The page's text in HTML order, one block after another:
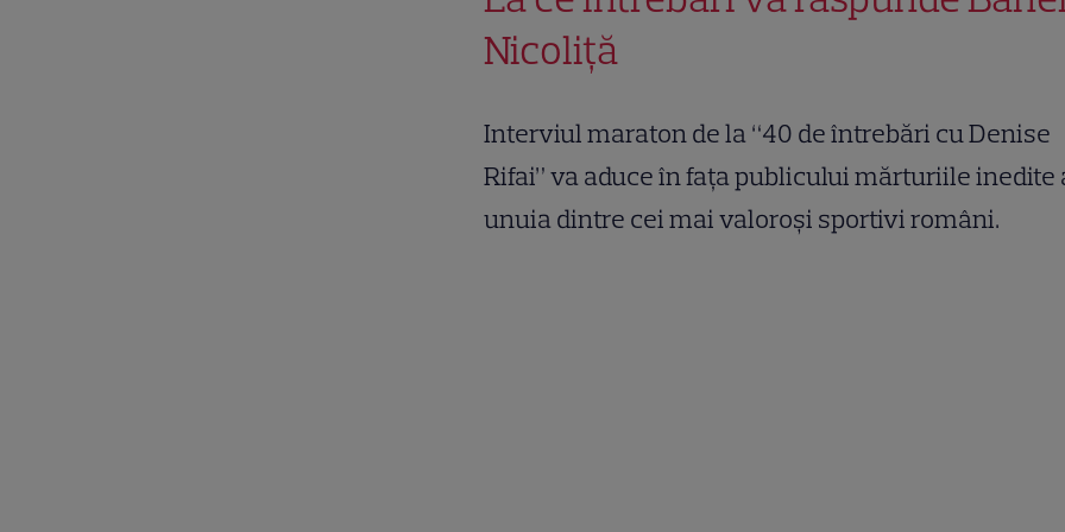
Nicoliță
Interviul maraton de la “40 de întrebări cu Denise
Rifai” va aduce în fața publicului mărturiile inedite
unuia dintre cei mai valoroși sportivi români.